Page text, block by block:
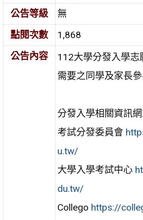
公告等級
無
點閱次數
1,868
公告內容
112大學分發入學
需要之同學及家長參
分發入學相關資訊網
考試分發委員會
u.tw/
大學入學考試中心
du.tw/
Collego https://